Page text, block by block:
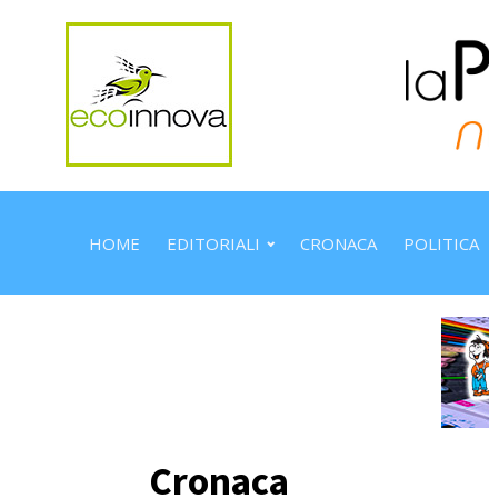
HOME EDITORIALI CRONACA POLITICA
Cronaca